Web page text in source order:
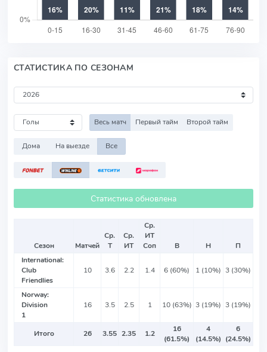
СТАТИСТИКА ПО СЕЗОНАМ
Весь матч Первый тайм Второй тайм
Дома На выезде Все
Статистика обновлена
Сезон Матчей
Ср.
Т
Ср.
ИТ
Ср.
ИТ
Соп
В Н
П
International:
Club
Friendlies
10 3.6 2.2 1.4 6 (60%) 1 (10%) 3 (30%)
Norway:
Division
1
16 3.5 2.5 1 10 (63%) 3 (19%) 3 (19%)
Итого 26 3.55 2.35 1.2
16
(61.5%)
4
(14.5%)
6
(24.5%)